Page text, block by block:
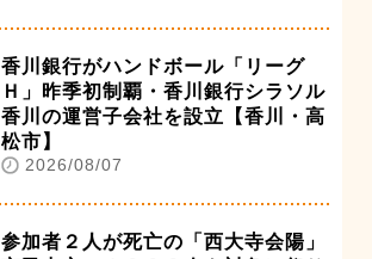
香川銀行がハンドボール「リーグ
Ｈ」昨季初制覇・香川銀行シラソル
香川の運営子会社を設立【香川・高
松市】
2026/08/07
参加者２人が死亡の「西大寺会陽」